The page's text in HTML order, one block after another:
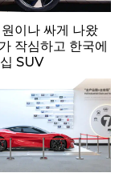
이나 싸게 나왔
작심하고 한국에
SUV